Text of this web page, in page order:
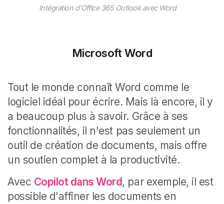
Intégration d'Office 365 Outlook avec Word
Microsoft Word
Tout le monde connaît Word comme le
logiciel idéal pour écrire. Mais là encore, il y
a beaucoup plus à savoir. Grâce à ses
fonctionnalités, il n'est pas seulement un
outil de création de documents, mais offre
un soutien complet à la productivité.
Avec Copilot dans Word , par exemple, il est
possible d'affiner les documents en